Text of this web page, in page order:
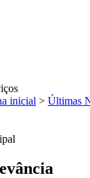
inicial > Últimas